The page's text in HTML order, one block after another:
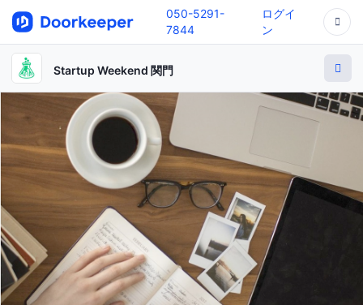
050-5291-
7844
ログイ
ン
Startup Weekend 関門